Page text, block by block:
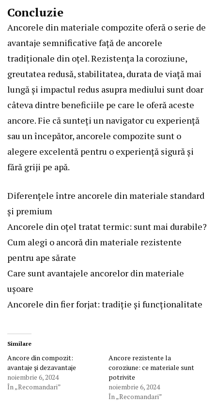
Concluzie
Ancorele din materiale compozite oferă o serie de
avantaje semnificative față de ancorele
tradiționale din oțel. Rezistența la coroziune,
greutatea redusă, stabilitatea, durata de viață mai
lungă și impactul redus asupra mediului sunt doar
câteva dintre beneficiile pe care le oferă aceste
ancore. Fie că sunteți un navigator cu experiență
sau un începător, ancorele compozite sunt o
alegere excelentă pentru o experiență sigură și
fără griji pe apă.
Diferențele între ancorele din materiale standard
și premium
Ancorele din oțel tratat termic: sunt mai durabile?
Cum alegi o ancoră din materiale rezistente
pentru ape sărate
Care sunt avantajele ancorelor din materiale
ușoare
Ancorele din fier forjat: tradiție și funcționalitate
Similare
Ancore din compozit:
avantaje și dezavantaje
noiembrie 6, 2024
În „Recomandari”
Ancore rezistente la
coroziune: ce materiale sunt
potrivite
noiembrie 6, 2024
În „Recomandari”